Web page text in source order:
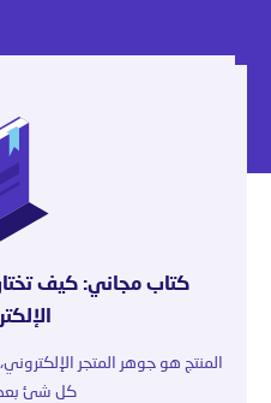
كتاب مجاني: كيف تختار
المنتج هو جوهر المتجر
كل شئ